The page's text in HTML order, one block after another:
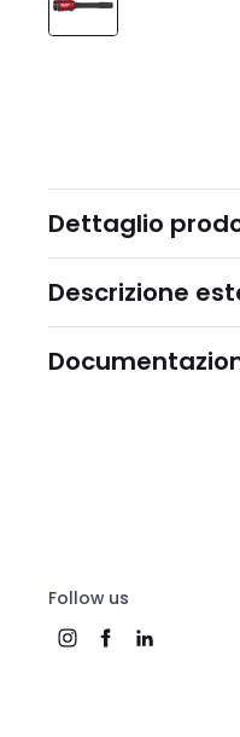
Dettaglio
Descrizione
Follow us